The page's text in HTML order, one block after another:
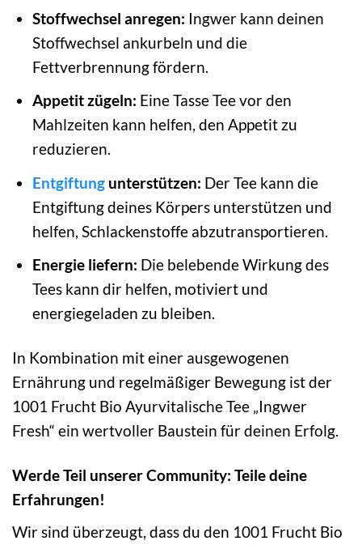
Stoffwechsel anregen: Ingwer kann deinen
Stoffwechsel ankurbeln und die
Fettverbrennung fördern.
Appetit zügeln: Eine Tasse Tee vor den
Mahlzeiten kann helfen, den Appetit zu
reduzieren.
Entgiftungunterstützen: Der Tee kann die
Entgiftung deines Körpers unterstützen und
helfen, Schlackenstoffe abzutransportieren.
Energie liefern: Die belebende Wirkung des
Tees kann dir helfen, motiviert und
energiegeladen zu bleiben.
In Kombination mit einer ausgewogenen
Ernährung und regelmäßiger Bewegung ist der
1001 Frucht Bio Ayurvitalische Tee „Ingwer
Fresh“ ein wertvoller Baustein für deinen Erfolg.
Werde Teil unserer Community: Teile deine
Erfahrungen!
Wir sind überzeugt, dass du den 1001 Frucht Bio